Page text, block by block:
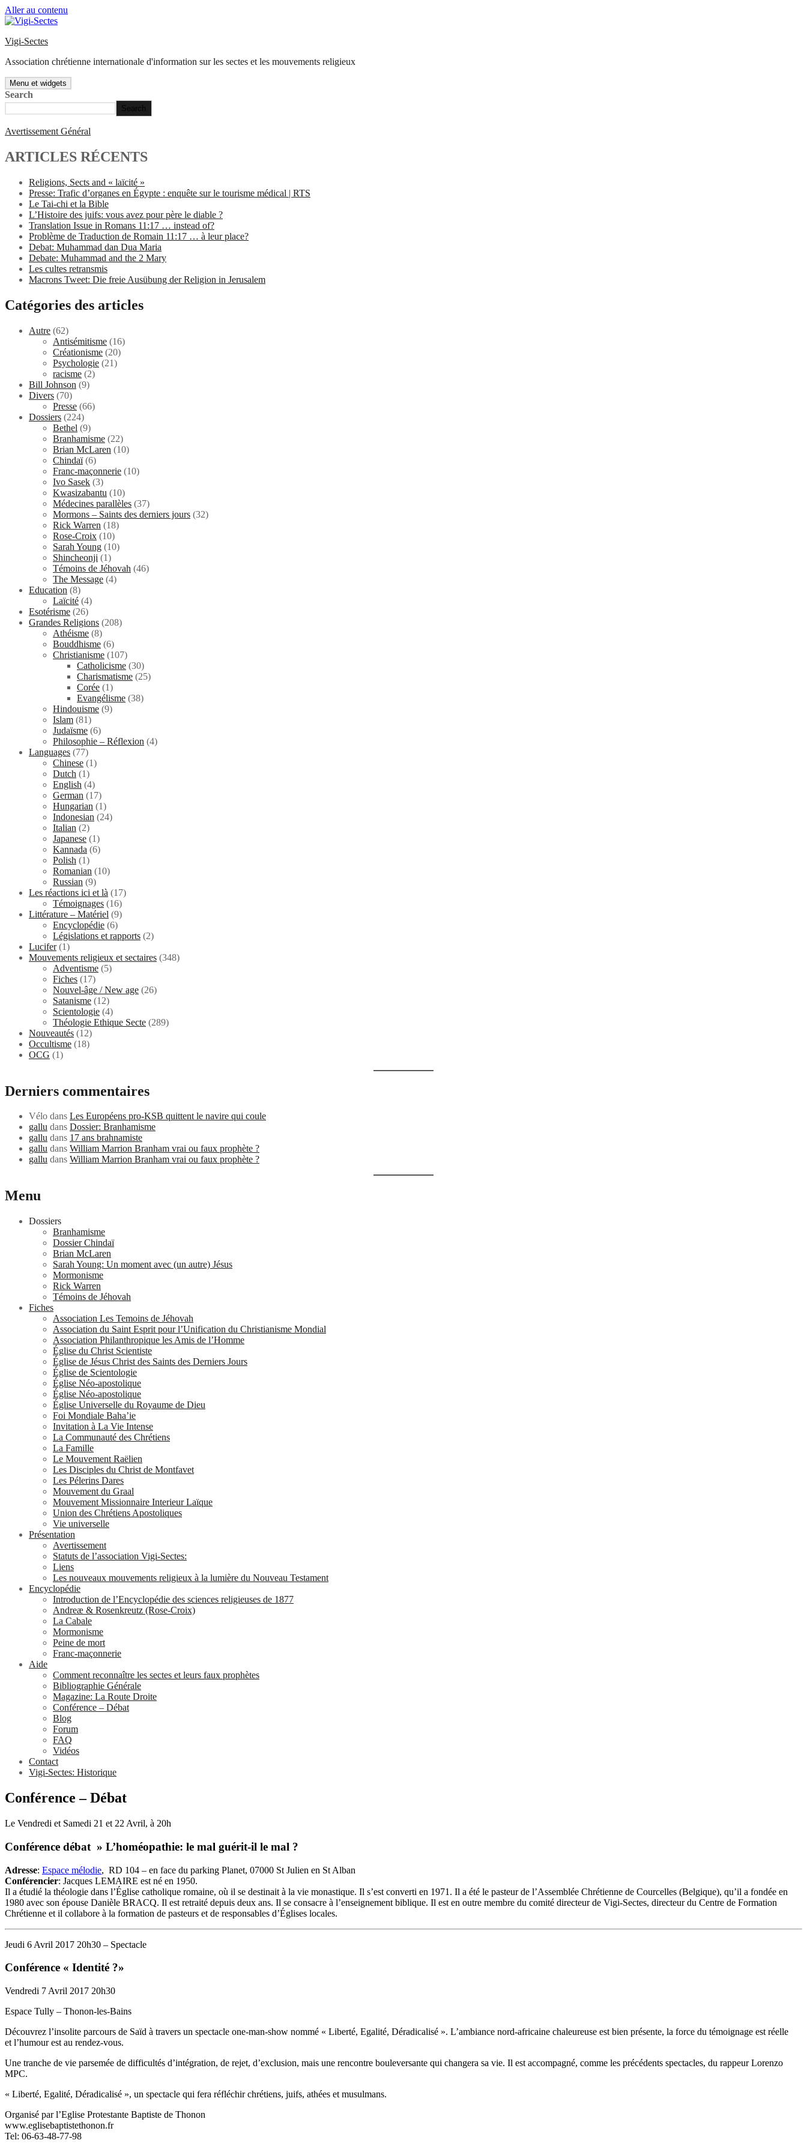
Aller au contenu
Vigi-Sectes
Association chrétienne internationale d'information sur les sectes et les mouvements religieux
Menu et widgets
Search
Search
Avertissement Général
ARTICLES RÉCENTS
Religions, Sects and « laïcité »
Presse: Trafic d’organes en Égypte : enquête sur le tourisme médical | RTS
Le Tai-chi et la Bible
L’Histoire des juifs: vous avez pour père le diable ?
Translation Issue in Romans 11:17 … instead of?
Problème de Traduction de Romain 11:17 … à leur place?
Debat: Muhammad dan Dua Maria
Debate: Muhammad and the 2 Mary
Les cultes retransmis
Macrons Tweet: Die freie Ausübung der Religion in Jerusalem
Catégories des articles
Autre (62)
Antisémitisme (16)
Créationisme (20)
Psychologie (21)
racisme (2)
Bill Johnson (9)
Divers (70)
Presse (66)
Dossiers (224)
Bethel (9)
Branhamisme (22)
Brian McLaren (10)
Chindaï(6)
Franc-maçonnerie (10)
Ivo Sasek (3)
Kwasizabantu (10)
Médecines parallèles (37)
Mormons – Saints des derniers jours (32)
Rick Warren (18)
Rose-Croix (10)
Sarah Young (10)
Shincheonji (1)
Témoins de Jéhovah (46)
The Message (4)
Education (8)
Laïcité (4)
Esotérisme (26)
Grandes Religions (208)
Athéisme (8)
Bouddhisme (6)
Christianisme (107)
Catholicisme (30)
Charismatisme (25)
Corée (1)
Evangélisme (38)
Hindouisme (9)
Islam (81)
Judaïsme (6)
Philosophie – Réflexion (4)
Languages (77)
Chinese (1)
Dutch (1)
English (4)
German (17)
Hungarian (1)
Indonesian (24)
Italian (2)
Japanese (1)
Kannada (6)
Polish (1)
Romanian (10)
Russian (9)
Les réactions ici et là (17)
Témoignages (16)
Littérature – Matériel (9)
Encyclopédie (6)
Législations et rapports (2)
Lucifer(1)
Mouvements religieux et sectaires (348)
Adventisme (5)
Fiches (17)
Nouvel-âge / New age (26)
Satanisme (12)
Scientologie (4)
Théologie Ethique Secte (289)
Nouveautés (12)
Occultisme (18)
OCG (1)
Derniers commentaires
Vélo dans Les Européens pro-KSB quittent le navire qui coule
gallu dans Dossier: Branhamisme
gallu dans 17 ans brahnamiste
gallu dans William Marrion Branham vrai ou faux prophète ?
gallu dans William Marrion Branham vrai ou faux prophète ?
Menu
Dossiers
Branhamisme
Dossier Chindaï
Brian McLaren
Sarah Young: Un moment avec (un autre) Jésus
Mormonisme
Rick Warren
Témoins de Jéhovah
Fiches
Association Les Temoins de Jéhovah
Association du Saint Esprit pour l’Unification du Christianisme Mondial
Association Philanthropique les Amis de l’Homme
Église du Christ Scientiste
Église de Jésus Christ des Saints des Derniers Jours
Église de Scientologie
Église Néo-apostolique
Église Néo-apostolique
Église Universelle du Royaume de Dieu
Foi Mondiale Baha’ie
Invitation à La Vie Intense
La Communauté des Chrétiens
La Famille
Le Mouvement Raëlien
Les Disciples du Christ de Montfavet
Les Pélerins Dares
Mouvement du Graal
Mouvement Missionnaire Interieur Laïque
Union des Chrétiens Apostoliques
Vie universelle
Présentation
Avertissement
Statuts de l’association Vigi-Sectes:
Liens
Les nouveaux mouvements religieux à la lumière du Nouveau Testament
Encyclopédie
Introduction de l’Encyclopédie des sciences religieuses de 1877
Andreæ & Rosenkreutz (Rose-Croix)
La Cabale
Mormonisme
Peine de mort
Franc-maçonnerie
Aide
Comment reconnaître les sectes et leurs faux prophètes
Bibliographie Générale
Magazine: La Route Droite
Conférence – Débat
Blog
Forum
FAQ
Vidéos
Contact
Vigi-Sectes: Historique
Conférence – Débat
Le Vendredi et Samedi 21 et 22 Avril, à 20h
Conférence débat » L’homéopathie: le mal guérit-il le mal ?
Adresse: Espace mélodie, RD 104 – en face du parking Planet, 07000 St Julien en St Alban
Conférencier: Jacques LEMAIRE est né en 1950.
Il a étudié la théologie dans l’Église catholique romaine, où il se destinait à la vie monastique. Il s’est converti en 1971. Il a été le pasteur de l’Assemblée Chrétienne de Courcelles (Belgique), qu’il a fondée en
1980 avec son épouse Danièle BRACQ. Il est retraité depuis deux ans. Il se consacre à l’enseignement biblique. Il est en outre membre du comité directeur de Vigi-Sectes, directeur du Centre de Formation
Chrétienne et il collabore à la formation de pasteurs et de responsables d’Églises locales.
Jeudi 6 Avril 2017 20h30 – Spectacle
Conférence « Identité ?»
Vendredi 7 Avril 2017 20h30
Espace Tully – Thonon-les-Bains
Découvrez l’insolite parcours de Saïd à travers un spectacle one-man-show nommé « Liberté, Egalité, Déradicalisé ». L’ambiance nord-africaine chaleureuse est bien présente, la force du témoignage est réelle
et l’humour est au rendez-vous.
Une tranche de vie parsemée de difficultés d’intégration, de rejet, d’exclusion, mais une rencontre bouleversante qui changera sa vie. Il est accompagné, comme les précédents spectacles, du rappeur Lorenzo
MPC.
« Liberté, Egalité, Déradicalisé », un spectacle qui fera réfléchir chrétiens, juifs, athées et musulmans.
Organisé par l’Eglise Protestante Baptiste de Thonon
www.eglisebaptistethonon.fr
Tel: 06-63-48-77-98